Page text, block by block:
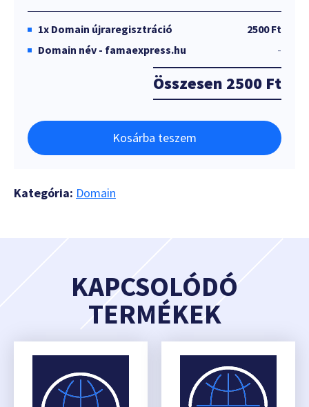
1x Domain újraregisztráció
2500 Ft
Domain név - famaexpress.hu
-
Összesen 2500 Ft
Kosárba teszem
Kategória: Domain
KAPCSOLÓDÓ
TERMÉKEK